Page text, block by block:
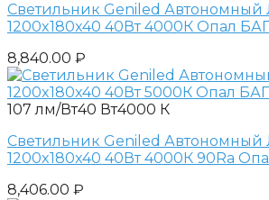
Светильник Geniled
1200x180x40 40Вт 4000К Опал
8,840.00 ₽
107 лм/Вт40 Вт4000 К
Светильник Geniled
1200x180x40 40Вт 4000К 90Ra
8,406.00 ₽